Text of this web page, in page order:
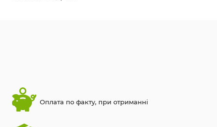
Оплата по факту, при отриманні